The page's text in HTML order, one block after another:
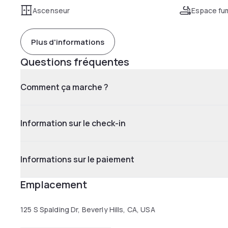
Ascenseur Espace
Plus d'informations
Questions fréquentes
Comment ça marche ?
Information sur le check-in
Informations sur le paiement
Emplacement
125 S Spalding Dr, Beverly Hills, CA, USA